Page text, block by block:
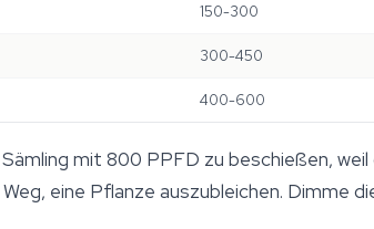
150-300
300-450
400-600
mit 800 PPFD zu beschießen,
eine Pflanze auszubleichen. Dimme